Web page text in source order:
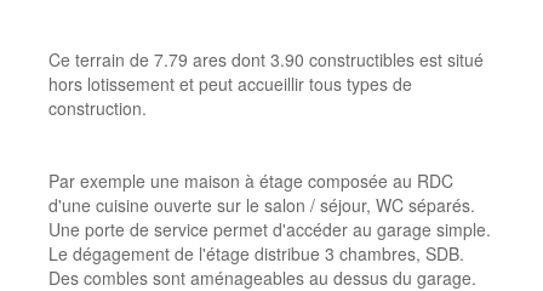
Ce terrain de 7.79 ares dont 3.90 constructibles est situé
hors lotissement et peut accueillir tous types de
construction.
Par exemple une maison à étage composée au RDC
d'une cuisine ouverte sur le salon / séjour, WC séparés.
Une porte de service permet d'accéder au garage simple.
Le dégagement de l'étage distribue 3 chambres, SDB.
Des combles sont aménageables au dessus du garage.